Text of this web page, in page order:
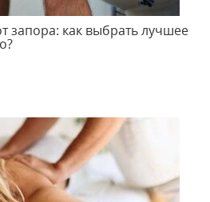
запора: как выбрать лучшее